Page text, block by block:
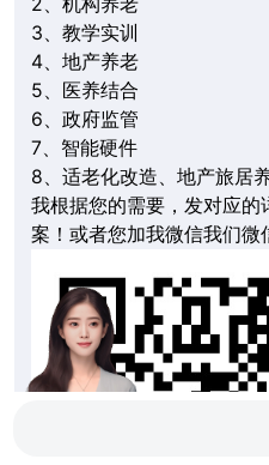
3、教学实训
4、地产养老
5、医养结合
6、政府监管
7、智能硬件
8、适老化改造、地产旅居
我根据您的需要，发对应的
案！或者您加我微信我们微